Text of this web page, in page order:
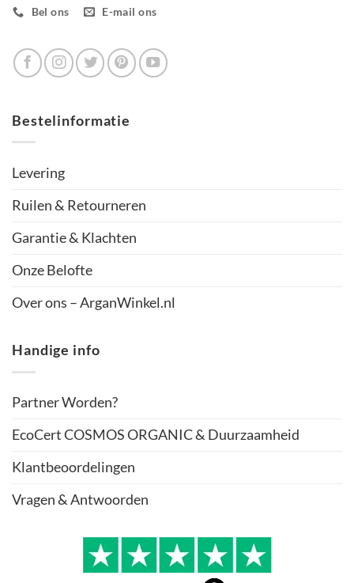
Bel ons E-mail ons
Bestelinformatie
Levering
Ruilen & Retourneren
Garantie & Klachten
Onze Belofte
Over ons – ArganWinkel.nl
Handige info
Partner Worden?
EcoCert COSMOS ORGANIC & Duurzaamheid
Klantbeoordelingen
Vragen & Antwoorden